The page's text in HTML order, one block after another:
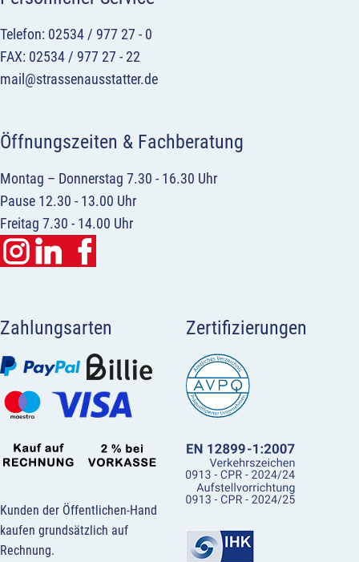
Telefon: 02534 / 977 27 - 0
FAX: 02534 / 977 27 - 22
mail@strassenausstatter.de
Öffnungszeiten & Fachberatung
Montag – Donnerstag 7.30 - 16.30 Uhr
Pause 12.30 - 13.00 Uhr
Freitag 7.30 - 14.00 Uhr
Zahlungsarten
Kunden der Öffentlichen-Hand
kaufen grundsätzlich auf
Rechnung.
Zertifizierungen